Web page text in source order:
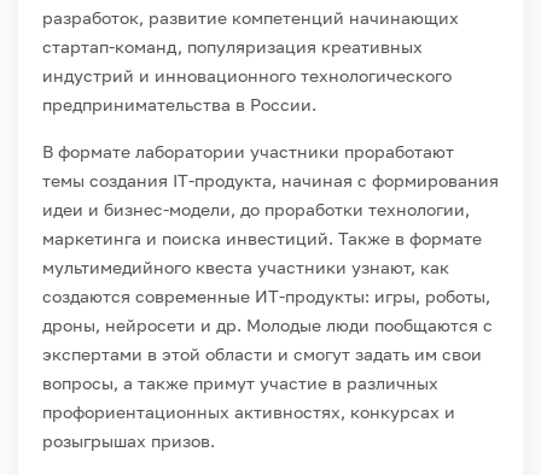
разработок, развитие компетенций начинающих
стартап-команд, популяризация креативных
индустрий и инновационного технологического
предпринимательства в России.
В формате лаборатории участники проработают
темы создания IТ-продукта, начиная с формирования
идеи и бизнес-модели, до проработки технологии,
маркетинга и поиска инвестиций. Также в формате
мультимедийного квеста участники узнают, как
создаются современные ИТ-продукты: игры, роботы,
дроны, нейросети и др. Молодые люди пообщаются с
экспертами в этой области и смогут задать им свои
вопросы, а также примут участие в различных
профориентационных активностях, конкурсах и
розыгрышах призов.